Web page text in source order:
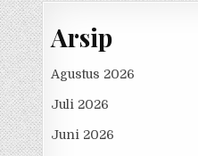
Arsip
Agustus 2026
Juli 2026
Juni 2026